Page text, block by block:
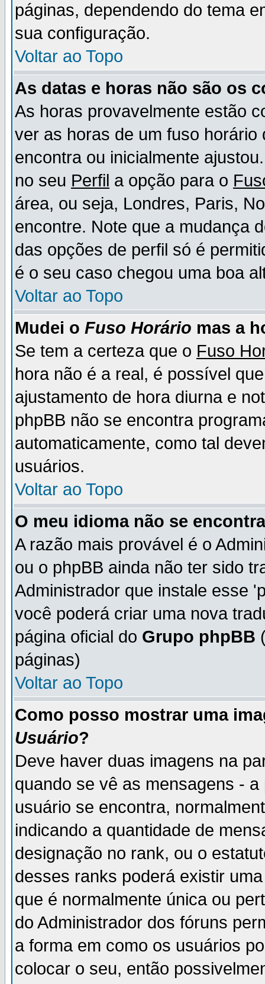
páginas, dependendo do tema
sua configuração.
Voltar ao Topo
As datas e horas não são os
As horas provavelmente estão
ver as horas de um fuso
encontra ou inicialmente
no seu Perfil a opção para o
área, ou seja, Londres, Paris,
encontre. Note que a mudança
das opções de perfil só é
é o seu caso chegou uma boa
Voltar ao Topo
Mudei o Fuso Horário mas a
Se tem a certeza que o Fuso
hora não é a real, é possível
ajustamento de hora diurna e
phpBB não se encontra
automaticamente, como tal
usuários.
Voltar ao Topo
O meu idioma não se
A razão mais provável é o
ou o phpBB ainda não ter sido
Administrador que instale esse
você poderá criar uma nova
página oficial do Grupo phpBB
páginas)
Voltar ao Topo
Como posso mostrar uma
Usuário?
Deve haver duas imagens na
quando se vê as mensagens -
usuário se encontra,
indicando a quantidade de
designação no rank, ou o
desses ranks poderá existir
que é normalmente única ou
do Administrador dos fóruns
a forma em como os usuários
colocar o seu, então